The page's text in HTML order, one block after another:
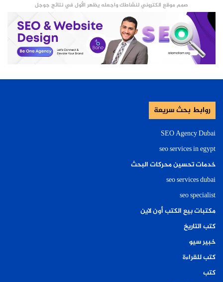
صمم موقع الكتروني لنشاطك واجعله يظهر الأول في نتائج جوجل
روابط بحث سريعة
SEO Agency Dubai
seo services in egypt
خدمات تحسين محركات البحث
seo services dubai
seo specialist
مكتبات بيع الكتب أون لاين
كتب التاريخ
خبير سيو
كتب للقراءة
كتب